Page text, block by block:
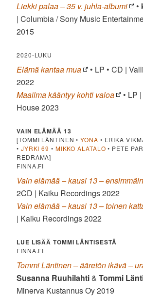
Liekki palaa – 35 v. juhla-albumi
•
| Columbia / Sony Music
2015
2020-LUKU
Elämä kantaa mua
• LP • CD |
2022
Maailma kääntyy kohti valoa
• LP
House 2023
VAIN ELÄMÄÄ 13
[TOMMI LÄNTINEN •YONA • ERIKA
• JYRKI 69 • MIKKO ALATALO • PETE
REDRAMA]
FINNA.FI
Vain elämää – kausi 13 –
2CD | Kaiku Recordings 2022
Vain elämää – kausi 13 – toinen
| Kaiku Recordings 2022
LUE LISÄÄ TOMMI LÄNTISESTÄ
FINNA.FI
Tommi Läntinen – ääretön ikävä –
Susanna Ruuhilahti&Tommi
Minerva Kustannus Oy 2019